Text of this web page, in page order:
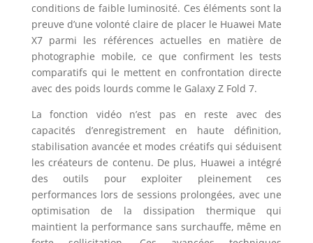
conditions de faible luminosité. Ces éléments sont la
preuve d’une volonté claire de placer le Huawei Mate
X7 parmi les références actuelles en matière de
photographie mobile, ce que confirment les tests
comparatifs qui le mettent en confrontation directe
avec des poids lourds comme le Galaxy Z Fold 7.
La fonction vidéo n’est pas en reste avec des
capacités d’enregistrement en haute définition,
stabilisation avancée et modes créatifs qui séduisent
les créateurs de contenu. De plus, Huawei a intégré
des outils pour exploiter pleinement ces
performances lors de sessions prolongées, avec une
optimisation de la dissipation thermique qui
maintient la performance sans surchauffe, même en